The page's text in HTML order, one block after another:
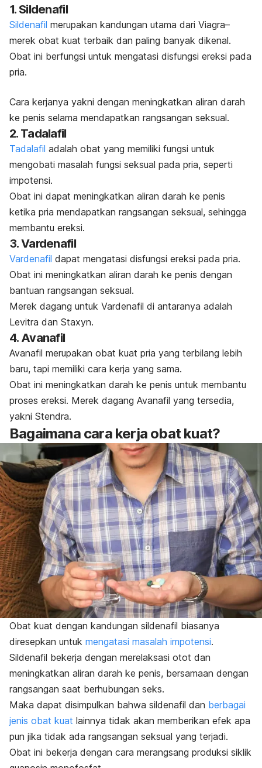
1. Sildenafil
Sildenafil merupakan kandungan utama dari Viagra–
merek obat kuat terbaik dan paling banyak dikenal.
Obat ini berfungsi untuk mengatasi disfungsi ereksi pada
pria.
Cara kerjanya yakni dengan meningkatkan aliran darah
ke penis selama mendapatkan rangsangan seksual.
2. Tadalafil
Tadalafil adalah obat yang memiliki fungsi untuk
mengobati masalah fungsi seksual pada pria, seperti
impotensi.
Obat ini dapat meningkatkan aliran darah ke penis
ketika pria mendapatkan rangsangan seksual, sehingga
membantu ereksi.
3. Vardenafil
Vardenafil dapat mengatasi disfungsi ereksi pada pria.
Obat ini meningkatkan aliran darah ke penis dengan
bantuan rangsangan seksual.
Merek dagang untuk Vardenafil di antaranya adalah
Levitra dan Staxyn.
4. Avanafil
Avanafil merupakan obat kuat pria yang terbilang lebih
baru, tapi memiliki cara kerja yang sama.
Obat ini meningkatkan darah ke penis untuk membantu
proses ereksi. Merek dagang Avanafil yang tersedia,
yakni Stendra.
Bagaimana cara kerja obat kuat?
Obat kuat dengan kandungan sildenafil biasanya
diresepkan untuk mengatasi masalah impotensi.
Sildenafil bekerja dengan merelaksasi otot dan
meningkatkan aliran darah ke penis, bersamaan dengan
rangsangan saat berhubungan seks.
Maka dapat disimpulkan bahwa sildenafil dan berbagai
jenis obat kuat lainnya tidak akan memberikan efek apa
pun jika tidak ada rangsangan seksual yang terjadi.
Obat ini bekerja dengan cara merangsang produksi siklik